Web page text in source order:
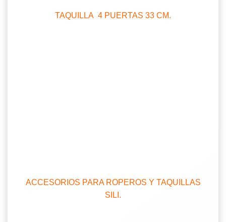
TAQUILLA 4 PUERTAS 33 CM.
ACCESORIOS PARA ROPEROS Y TAQUILLAS
SILI.